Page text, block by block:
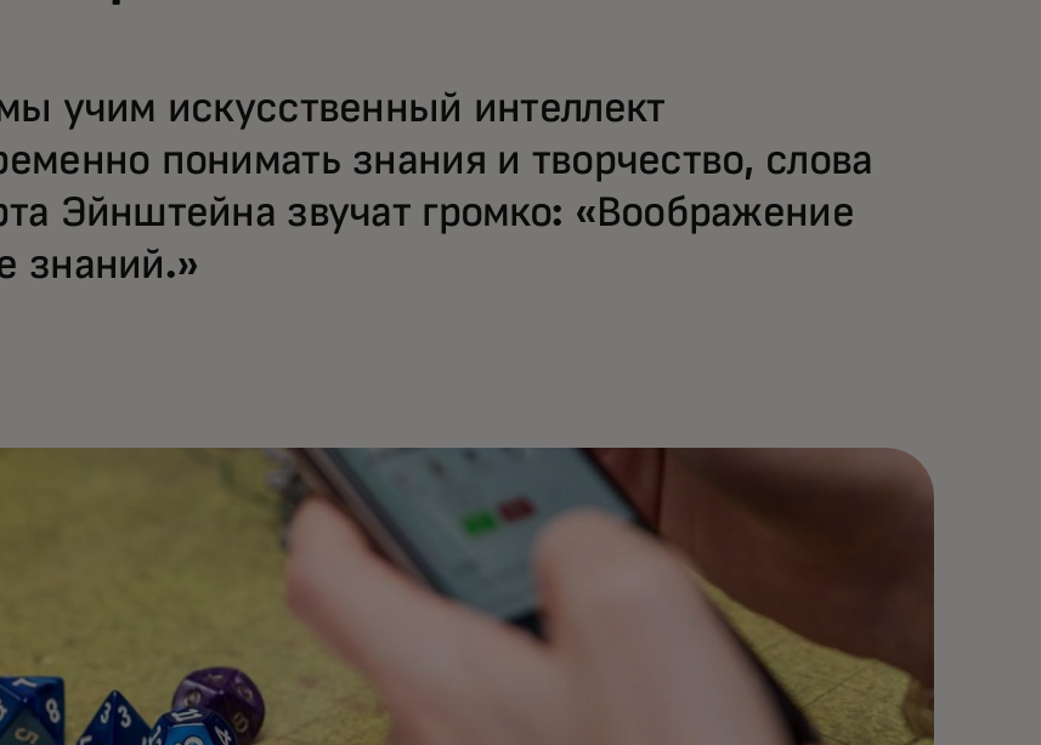
учим искусственный интеллект
понимать знания и творчество, слова
Эйнштейна звучат громко: «Воображение
знаний.»